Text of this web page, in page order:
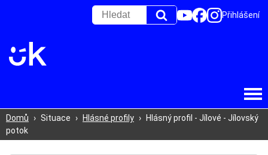
Přihlášení
Domů › Situace › Hlásné profily ›
Hlásný profil - Jílové - Jílovský
potok